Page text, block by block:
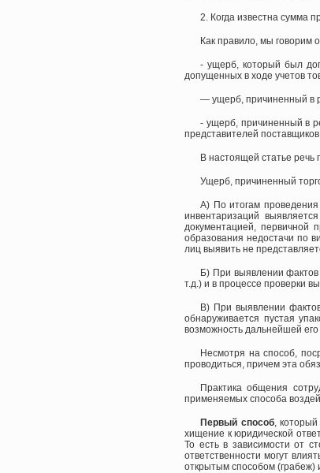
2. Когда известна сумма
Как правило, мы говорим
- ущерб, который был
допущенных в ходе учетов
— ущерб, причиненный в
- ущерб, причиненный в
представителей поставщиков
В настоящей статье
Ущерб, причиненный
А) По итогам проведения
инвентаризаций
документацией, первичной
образования недостачи по
лиц выявить не
Б) При выявлении
т.д.) и в процессе проверки
В) При выявлении
обнаруживается пустая
возможность дальнейшей
Несмотря на способ,
проводиться, причем эта
Практика общения
применяемых способа
Первый способ,
хищение к юридической
То есть в зависимости от
ответственности могут
открытым способом (грабеж)